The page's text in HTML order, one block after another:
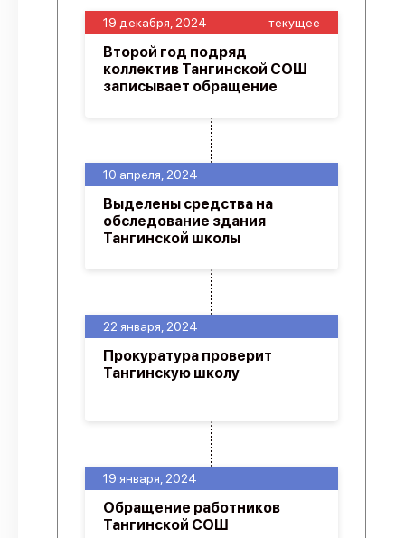
19 января, 2024
Обращение работников
Тангинской СОШ
22 января, 2024
Прокуратура проверит
Тангинскую школу
10 апреля, 2024
Выделены средства на
обследование здания
Тангинской школы
19 декабря, 2024 текущее
Второй год подряд
коллектив Тангинской СОШ
записывает обращение